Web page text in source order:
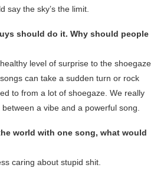
say the sky’s the limit.
should do it. Why should people
level of surprise to the shoegaze
can take a sudden turn or rock
to from a lot of shoegaze. We really
a vibe and a powerful song.
world with one song, what would
caring about stupid shit.